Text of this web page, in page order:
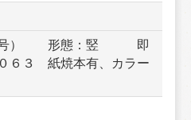
）　　形態：竪　　　即
６３　紙焼本有、カラー